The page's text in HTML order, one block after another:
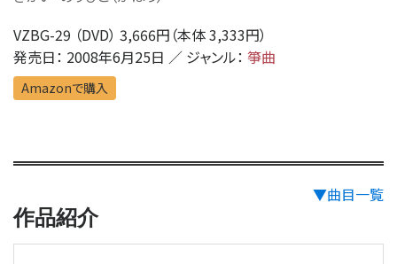
VZBG-29 （DVD） 3,666円（本体 3,333円）
発売日： 2008年6月25日 ／ ジャンル： 箏曲
Amazonで購入
▼曲目一覧
作品紹介